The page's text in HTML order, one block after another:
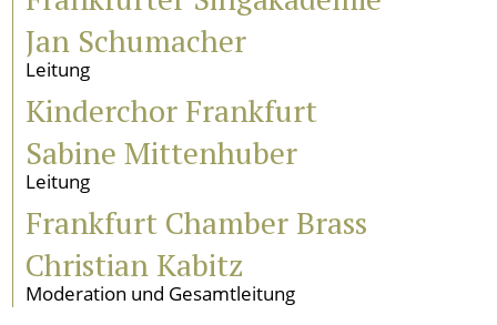
Impressum
Datenschutz
Jan Schumacher
Leitung
Kinderchor Frankfurt
Sabine Mittenhuber
Leitung
Frankfurt Chamber Brass
Christian Kabitz
Moderation und Gesamtleitung